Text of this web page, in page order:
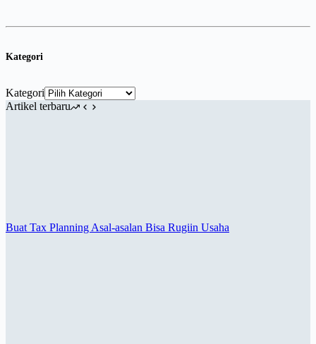
Kategori
Kategori
Artikel terbaru
Buat Tax Planning Asal-asalan Bisa Rugiin Usaha